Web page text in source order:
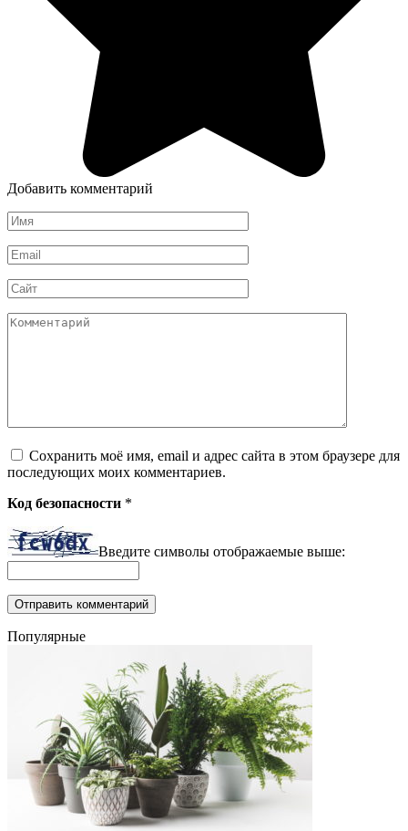
Добавить комментарий
Имя
*
Email
*
Сайт
Комментарий
Сохранить моё имя, email и адрес сайта в этом браузере для
последующих моих комментариев.
Код безопасности *
Введите символы отображаемые выше:
Популярные